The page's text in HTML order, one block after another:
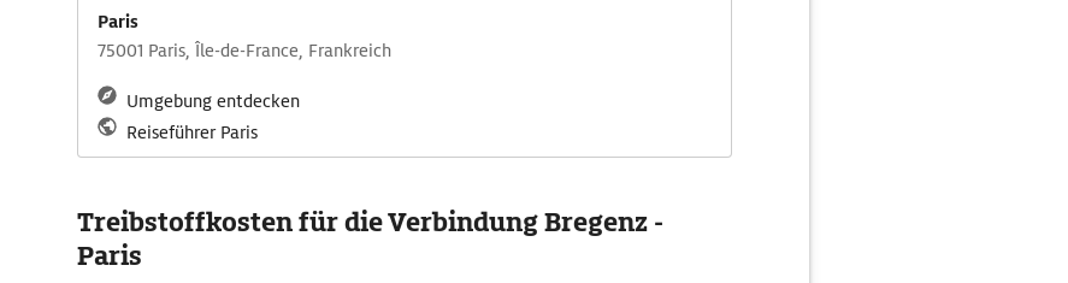
Paris
75001 Paris, Île-de-France, Frankreich
Umgebung entdecken
Reiseführer Paris
Treibstoffkosten für die Verbindung Bregenz -
Paris